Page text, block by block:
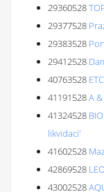
29360528
29377528
29383528
29412528
40763528
41191528A
41324528
likvidaci'
41602528
42869528
43002528